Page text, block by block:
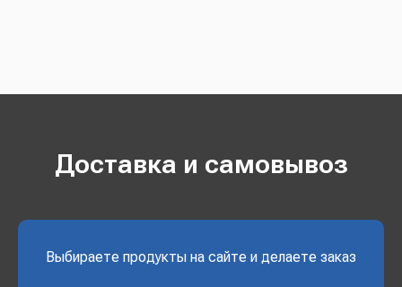
Доставка и самовывоз
Выбираете продукты на сайте и делаете заказ